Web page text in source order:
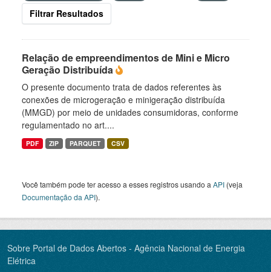
Filtrar Resultados
Relação de empreendimentos de Mini e Micro
Geração Distribuída
O presente documento trata de dados referentes às
conexões de microgeração e minigeração distribuída
(MMGD) por meio de unidades consumidoras, conforme
regulamentado no art....
PDF ZIP PARQUET CSV
Você também pode ter acesso a esses registros usando a API (veja
Documentação da API).
Sobre Portal de Dados Abertos - Agência Nacional de Energia
Elétrica